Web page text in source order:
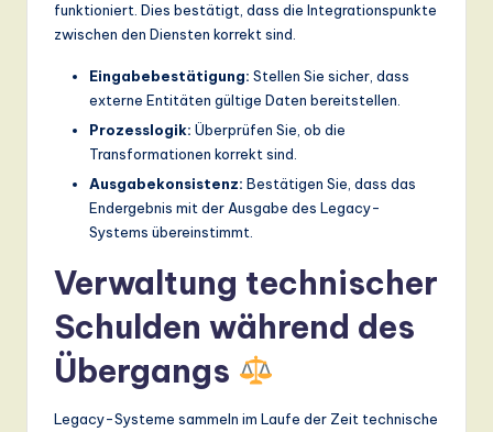
funktioniert. Dies bestätigt, dass die Integrationspunkte
zwischen den Diensten korrekt sind.
Eingabebestätigung: Stellen Sie sicher, dass
externe Entitäten gültige Daten bereitstellen.
Prozesslogik: Überprüfen Sie, ob die
Transformationen korrekt sind.
Ausgabekonsistenz: Bestätigen Sie, dass das
Endergebnis mit der Ausgabe des Legacy-
Systems übereinstimmt.
Verwaltung technischer
Schulden während des
Übergangs
Legacy-Systeme sammeln im Laufe der Zeit technische